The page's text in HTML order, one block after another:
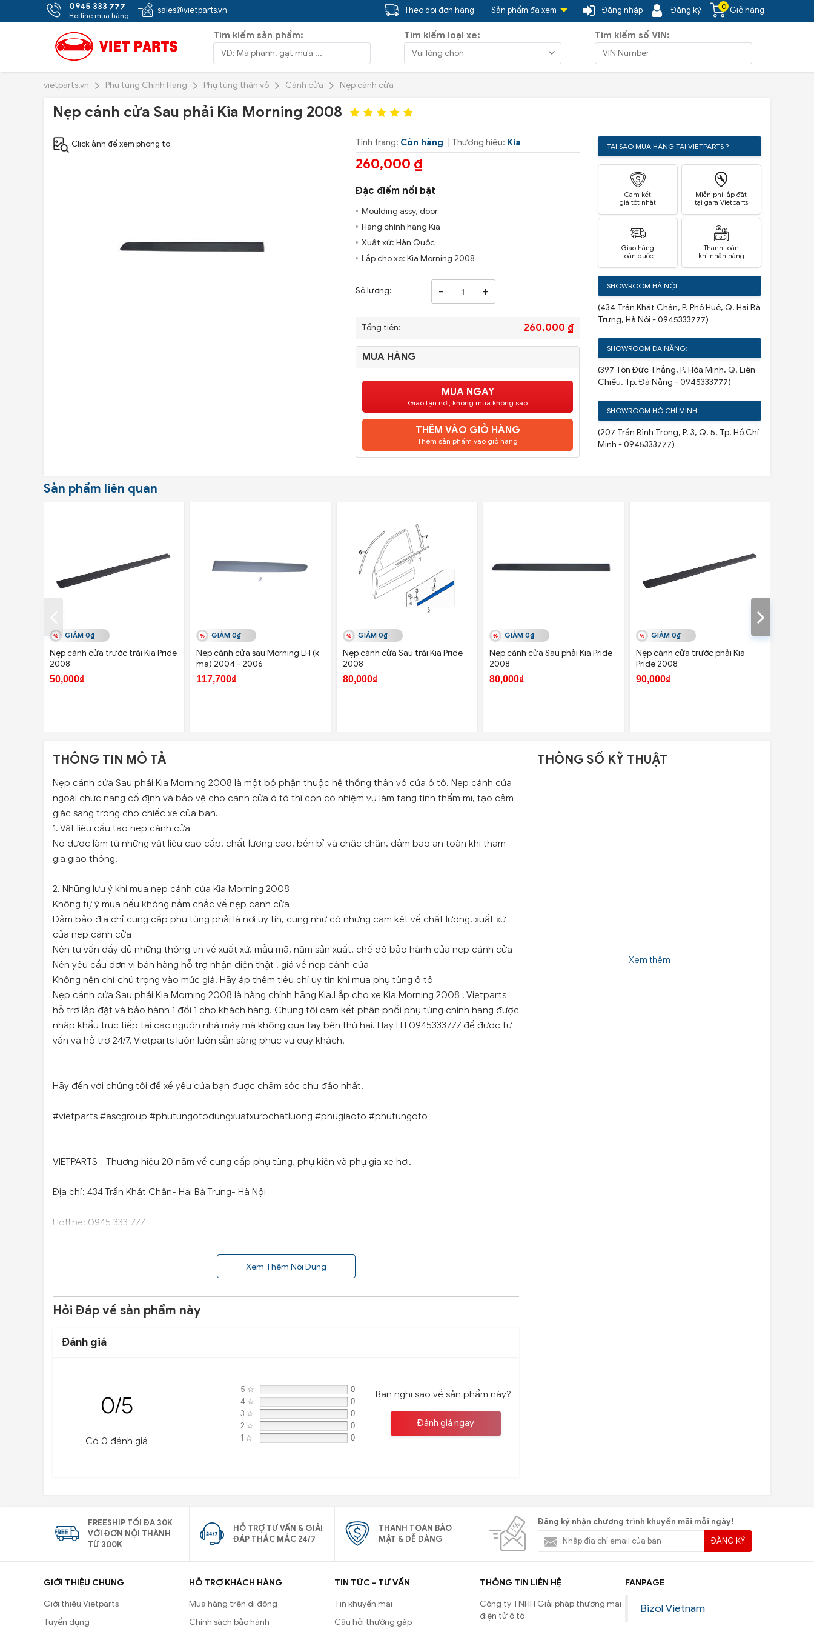
0945 333 777
Hotline mua hàng
sales@vietparts.vn 0 Giỏ hàng
Đăng ký
Đăng nhập
Sản phẩm đã xem
Theo dõi đơn hàng
Tìm kiếm sản phẩm: Tìm kiếm loại xe: Tìm kiếm số VIN:
vietparts.vn Phụ tùng Chính Hãng Phụ tùng thân vỏ Cánh cửa Nẹp cánh cửa
Nẹp cánh cửa Sau phải Kia Morning 2008
Click ảnh để xem phóng to Tình trạng: Còn hàng | Thương hiệu: Kia
260,000 ₫
Đặc điểm nổi bật
Moulding assy, door
Hàng chính hãng Kia
Xuất xứ: Hàn Quốc
Lắp cho xe: Kia Morning 2008
Số lượng: - +
Tổng tiền: 260,000 ₫
MUA HÀNG
MUA NGAY
Giao tận nơi, không mua không sao
THÊM VÀO GIỎ HÀNG
Thêm sản phẩm vào giỏ hàng
TẠI SAO MUA HÀNG TẠI VIETPARTS ?
Cam kết
giá tốt nhất
Miễn phí lắp đặt
tại gara Vietparts
Giao hàng
toàn quốc
Thanh toán
khi nhận hàng
SHOWROOM HÀ NỘI:
(434 Trần Khát Chân, P. Phố Huế, Q. Hai Bà
Trưng, Hà Nội - 0945333777)
SHOWROOM ĐÀ NẴNG:
(397 Tôn Đức Thắng, P. Hòa Minh, Q. Liên
Chiểu, Tp. Đà Nẵng - 0945333777)
SHOWROOM HỒ CHÍ MINH:
(207 Trần Bình Trọng, P. 3, Q. 5, Tp. Hồ Chí
Minh - 0945333777)
Sản phẩm liên quan
GIẢM 0₫
Nẹp cánh cửa trước trái Kia Pride
2008
50,000₫
GIẢM 0₫
Nẹp cánh cửa sau Morning LH (k
mạ) 2004 - 2006
117,700₫
GIẢM 0₫
Nẹp cánh cửa Sau trái Kia Pride
2008
80,000₫
GIẢM 0₫
Nẹp cánh cửa Sau phải Kia Pride
2008
80,000₫
GIẢM 0₫
Nẹp cánh cửa trước phải Kia
Pride 2008
90,000₫
THÔNG TIN MÔ TẢ
Nẹp cánh cửa Sau phải Kia Morning 2008 là một bộ phận thuộc hệ thống thân vỏ của ô tô. Nẹp cánh cửa
ngoài chức năng cố định và bảo vệ cho cánh cửa ô tô thì còn có nhiệm vụ làm tăng tính thẩm mĩ, tạo cảm
giác sang trọng cho chiếc xe của bạn.
1. Vật liệu cấu tạo nẹp cánh cửa
Nó được làm từ những vật liệu cao cấp, chất lượng cao, bền bỉ và chắc chắn, đảm bao an toàn khi tham
gia giao thông.
2. Những lưu ý khi mua nẹp cánh cửa Kia Morning 2008
Không tự ý mua nếu không nắm chắc về nẹp cánh cửa
Đảm bảo địa chỉ cung cấp phụ tùng phải là nơi uy tín, cũng như có những cam kết về chất lượng, xuất xứ
của nẹp cánh cửa
Nên tư vấn đầy đủ những thông tin về xuất xứ, mẫu mã, năm sản xuất, chế độ bảo hành của nẹp cánh cửa
Nên yêu cầu đơn vị bán hàng hỗ trợ nhận diện thật , giả về nẹp cánh cửa
Không nên chỉ chú trọng vào mức giá. Hãy áp thêm tiêu chí uy tín khi mua phụ tùng ô tô
Nẹp cánh cửa Sau phải Kia Morning 2008 là hàng chính hãng Kia.Lắp cho xe Kia Morning 2008 . Vietparts
hỗ trợ lắp đặt và bảo hành 1 đổi 1 cho khách hàng. Chúng tôi cam kết phân phối phụ tùng chính hãng được
nhập khẩu trực tiếp tại các nguồn nhà máy mà không qua tay bên thứ hai. Hãy LH 0945333777 để được tư
vấn và hỗ trợ 24/7. Vietparts luôn luôn sẵn sàng phục vụ quý khách!
Hãy đến với chúng tôi để xế yêu của bạn được chăm sóc chu đáo nhất.
#vietparts #ascgroup #phutungotodungxuatxurochatluong #phugiaoto #phutungoto
-------------------------------------------------------
VIETPARTS - Thương hiệu 20 năm về cung cấp phụ tùng, phụ kiện và phụ gia xe hơi.
Địa chỉ: 434 Trần Khát Chân- Hai Bà Trưng- Hà Nội
Hotline: 0945 333 777
Xem Thêm Nội Dung
Hỏi Đáp về sản phẩm này
Đánh giá
0/5
Có 0 đánh giá
5 ☆ 0
4 ☆ 0
3 ☆ 0
2 ☆ 0
1 ☆ 0
Bạn nghĩ sao về sản phẩm này?
Đánh giá ngay
THÔNG SỐ KỸ THUẬT
Xem thêm
FREESHIP TỐI ĐA 30K
VỚI ĐƠN NỘI THÀNH
TỪ 300K
HỖ TRỢ TƯ VẤN & GIẢI
ĐÁP THẮC MẮC 24/7
THANH TOÁN BẢO
MẬT & DỄ DÀNG
Đăng ký nhận chương trình khuyến mãi mỗi ngày!
ĐĂNG KÝ
GIỚI THIỆU CHUNG
Giới thiệu Vietparts
Tuyển dụng
HỖ TRỢ KHÁCH HÀNG
Mua hàng trên di động
Chính sách bảo hành
TIN TỨC - TƯ VẤN
Tin khuyến mại
Câu hỏi thường gặp
THÔNG TIN LIÊN HỆ
Công ty TNHH Giải pháp thương mại
điện tử ô tô
FANPAGE
Bizol Vietnam